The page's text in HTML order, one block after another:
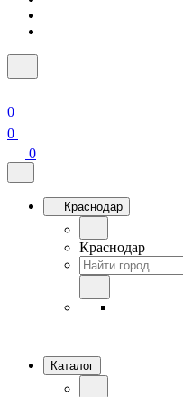
0
0
0
Краснодар
Краснодар
Каталог